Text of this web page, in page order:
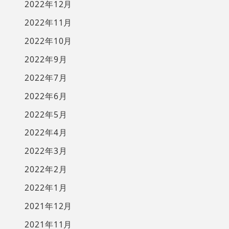
2022年12月
2022年11月
2022年10月
2022年9月
2022年7月
2022年6月
2022年5月
2022年4月
2022年3月
2022年2月
2022年1月
2021年12月
2021年11月